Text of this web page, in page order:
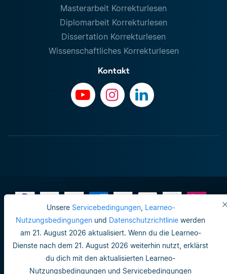
Unsere Servicebedingungen, Learneo-
Nutzungsbedingungen und Datenschutzrichtlinie werden
am 21. August 2026 aktualisiert. Wenn du die Learneo-
Dienste nach dem 21. August 2026 weiterhin nutzt, erklärst
du dich mit den aktualisierten Learneo-
Nutzungsbedingungen und Servicebedingungen
Masterarbeit Korrekturlesen
Diplomarbeit Korrekturlesen
Dissertation Korrekturlesen
Wissenschaftliches Korrekturlesen
Kontakt
Impressum
Do not sell or share my personal info